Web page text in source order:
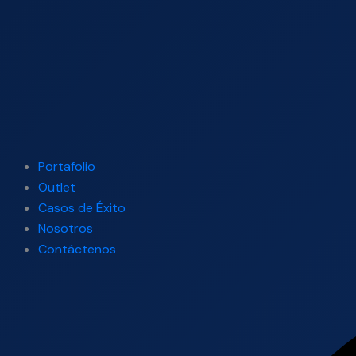
Portafolio
Outlet
Casos de Éxito
Nosotros
Contáctenos